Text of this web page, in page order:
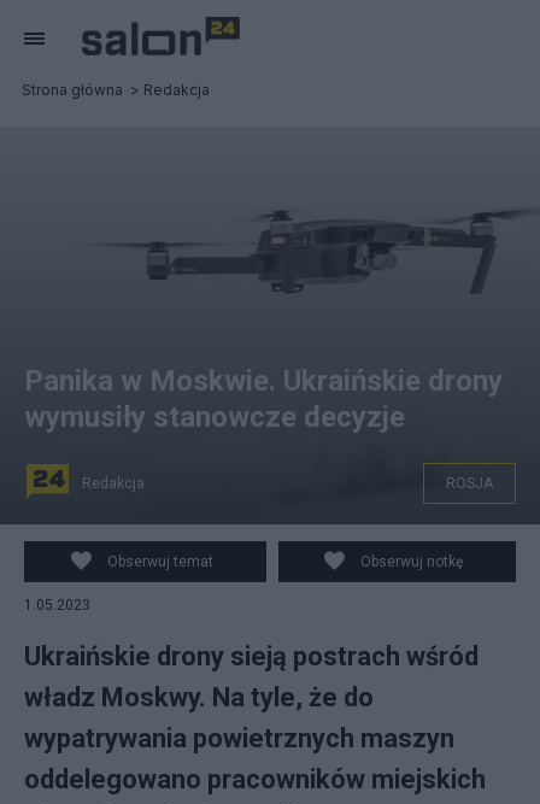
Strona główna Redakcja
fot. Pexels
Panika w Moskwie. Ukraińskie drony
wymusiły stanowcze decyzje
Redakcja ROSJA
Obserwuj temat Obserwuj notkę
1.05.2023
Ukraińskie drony sieją postrach wśród
władz Moskwy. Na tyle, że do
wypatrywania powietrznych maszyn
oddelegowano pracowników miejskich